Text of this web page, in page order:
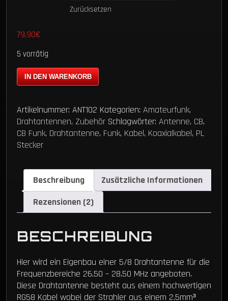
Zurücksetzen
79,90€
5 vorrätig
IN DEN WARENKORB
Artikelnummer: ANT102 Kategorien: Amateurfunk,
Drahtantennen, Zubehör Schlagwörter: Antenne, CB,
CB Funk, Drahtantenne, Funk, Kabel, Koaxialkabel, PL
Stecker
Beschreibung
Zusätzliche Informationen
Rezensionen (2)
BESCHREIBUNG
Hier wird ein Eigenbau einer 5/8 Drahtantenne für die
Frequenzbereiche 26,50 – 28,50 MHz angeboten.
Diese Drahtantenne besteht aus einem hochwertigen
RG58 Kabel wobei der Strahler aus einem 2,5mm³